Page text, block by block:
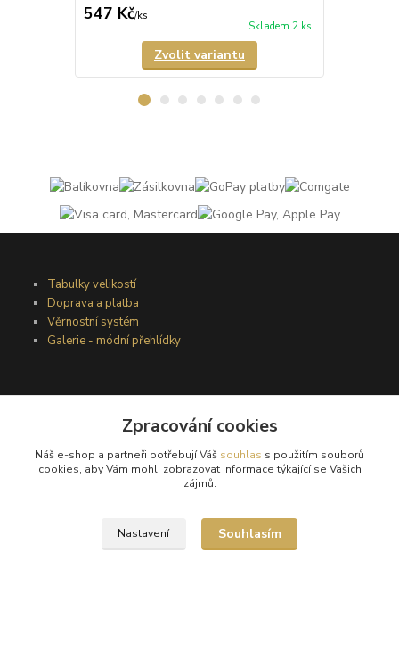
547 Kč/ks
Skladem 2 ks
Zvolit variantu
Tabulky velikostí
Doprava a platba
Věrnostní systém
Galerie - módní přehlídky
Obchodní podmínky
Ochrana osobních údajů
Kontakty
Reklamační řád
Zpracování cookies
Náš e-shop a partneři potřebují Váš souhlas s použitím souborů
cookies, aby Vám mohli zobrazovat informace týkající se Vašich
zájmů.
Nastavení Souhlasím